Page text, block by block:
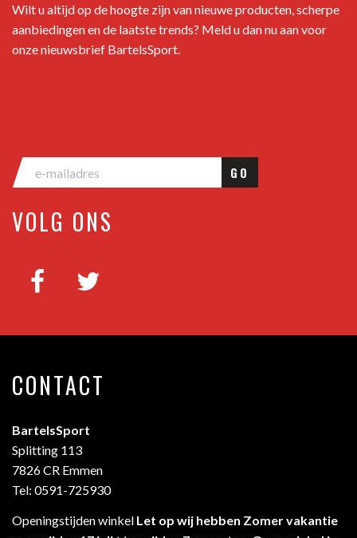
Wilt u altijd op de hoogte zijn van nieuwe producten, scherpe
aanbiedingen en de laatste trends? Meld u dan nu aan voor
onze nieuwsbrief BartelsSport.
GO
VOLG ONS
CONTACT
BartelsSport
Splitting 113
7826 CR Emmen
Tel: 0591-725930
Openingstijden winkel Let op wij hebben Zomer vakantie